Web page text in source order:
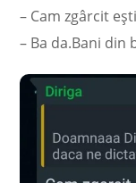
– Cam zgârcit
– Ba da.Bani din